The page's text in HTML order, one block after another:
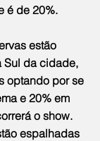
é de 20%.
estão
Sul da cidade,
optando por se
e 20% em
o show.
espalhadas